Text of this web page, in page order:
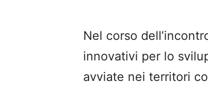
Nel corso
innovativi per lo
avviate nei territori